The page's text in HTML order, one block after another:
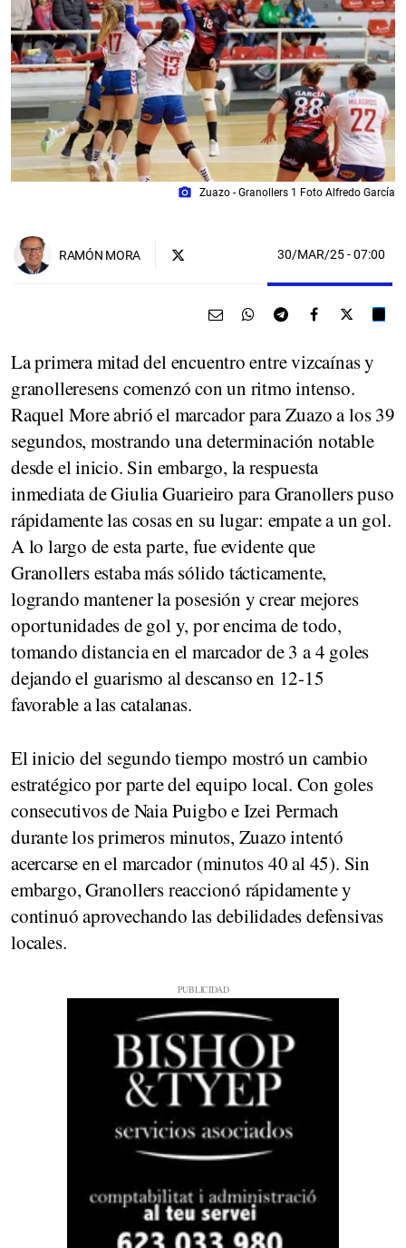
photo_camera Zuazo - Granollers 1 Foto Alfredo García
RAMÓN MORA 30/MAR/25- 07:00
La primera mitad del encuentro entre vizcaínas y
granolleresens comenzó con un ritmo intenso.
Raquel More abrió el marcador para Zuazo a los 39
segundos, mostrando una determinación notable
desde el inicio. Sin embargo, la respuesta
inmediata de Giulia Guarieiro para Granollers puso
rápidamente las cosas en su lugar: empate a un gol.
A lo largo de esta parte, fue evidente que
Granollers estaba más sólido tácticamente,
logrando mantener la posesión y crear mejores
oportunidades de gol y, por encima de todo,
tomando distancia en el marcador de 3 a 4 goles
dejando el guarismo al descanso en 12-15
favorable a las catalanas.
El inicio del segundo tiempo mostró un cambio
estratégico por parte del equipo local. Con goles
consecutivos de Naia Puigbo e Izei Permach
durante los primeros minutos, Zuazo intentó
acercarse en el marcador (minutos 40 al 45). Sin
embargo, Granollers reaccionó rápidamente y
continuó aprovechando las debilidades defensivas
locales.